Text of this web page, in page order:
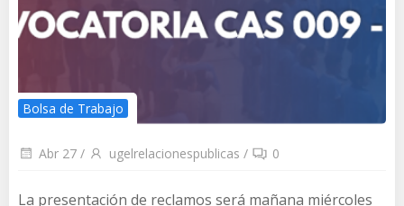
Bolsa de Trabajo
Abr 27 / ugelrelacionespublicas / 0
La presentación de reclamos será mañana miércoles